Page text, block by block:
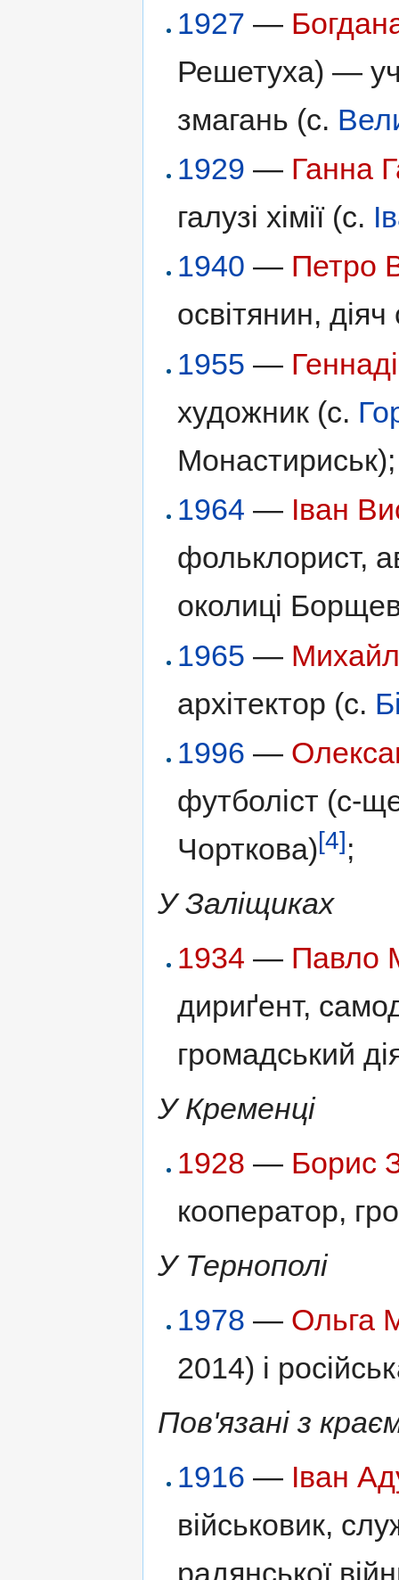
1927 —
Решетуха) —
змагань (с.
1929 — Ганна
галузі хімії (с.
1940 — Петро
освітянин,
1955 —
художник (с.
Монастириськ);
1964 — Іван
фольклорист,
околиці
1965 —
архітектор (с.
1996 —
футболіст (с-
Чорткова)[4];
У Заліщиках
1934 — Павло
дириґент,
громадський
У Кременці
1928 — Борис
кооператор,
У Тернополі
1978 — Ольга
2014) і
Пов'язані з
1916 — Іван
військовик,
радянської